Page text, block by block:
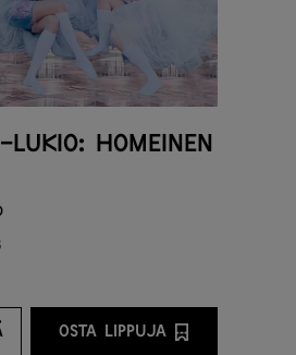
lukio: Homeinen
OSTA LIPPUJA
OSTA LIPPUJA